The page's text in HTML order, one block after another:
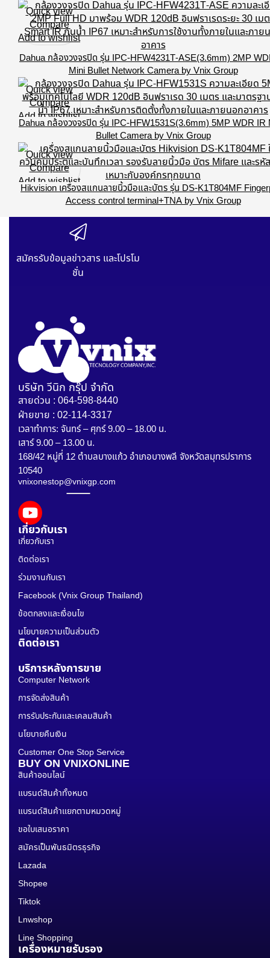
Quick view
Compare
Add to wishlist
Dahua กล้องวงจรปิด รุ่น IPC-HFW4231T-ASE(3.6mm) 2MP
Mini Bullet Network Camera by Vnix Group
Quick view
Compare
Add to wishlist
Dahua กล้องวงจรปิด รุ่น IPC-HFW1531S(3.6mm) 5MP WDR IR
Bullet Camera by Vnix Group
Quick view
Compare
Add to wishlist
Hikvision เครื่องสแกนลายนิ้วมือและบัตร รุ่น DS-K1T804MF
Access control terminal+TNA by Vnix Group
สมัครรับข้อมูลข่าวสาร และโปรโม
ชั่น
บริษัท วีนิก กรุ๊ป จำกัด
สายด่วน : 064-598-8440
ฝ่ายขาย : 02-114-3317
เวลาทำการ: จันทร์ – ศุกร์ 9.00 – 18.00 น.
เสาร์ 9.00 – 13.00 น.
168/42 หมู่ที่ 12 ตำบลบางแก้ว อำเภอบางพลี จังหวัดสมุทรปราการ
10540
vnixonestop@vnixgp.com
เกี่ยวกับเรา
เกี่ยวกับเรา
ติดต่อเรา
ร่วมงานกับเรา
Facebook (Vnix Group Thailand)
ข้อตกลงและเงื่อนไข
นโยบายความเป็นส่วนตัว
ติดต่อเรา
บริการหลังการขาย
Computer Network
การจัดส่งสินค้า
การรับประกันและเคลมสินค้า
นโยบายคืนเงิน
Customer One Stop Service
BUY ON VNIXONLINE
สินค้าออนไลน์
แบรนด์สินค้าทั้งหมด
แบรนด์สินค้าแยกตามหมวดหมู่
ขอใบเสนอราคา
สมัครเป็นพันธมิตรธุรกิจ
Lazada
Shopee
Tiktok
Lnwshop
Line Shopping
เครื่องหมายรับรอง